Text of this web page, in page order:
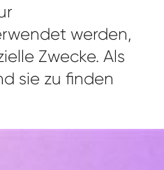
werden,
Zwecke. Als
sie zu finden